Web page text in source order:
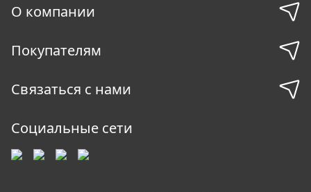
О компании
Покупателям
Связаться с нами
Социальные сети